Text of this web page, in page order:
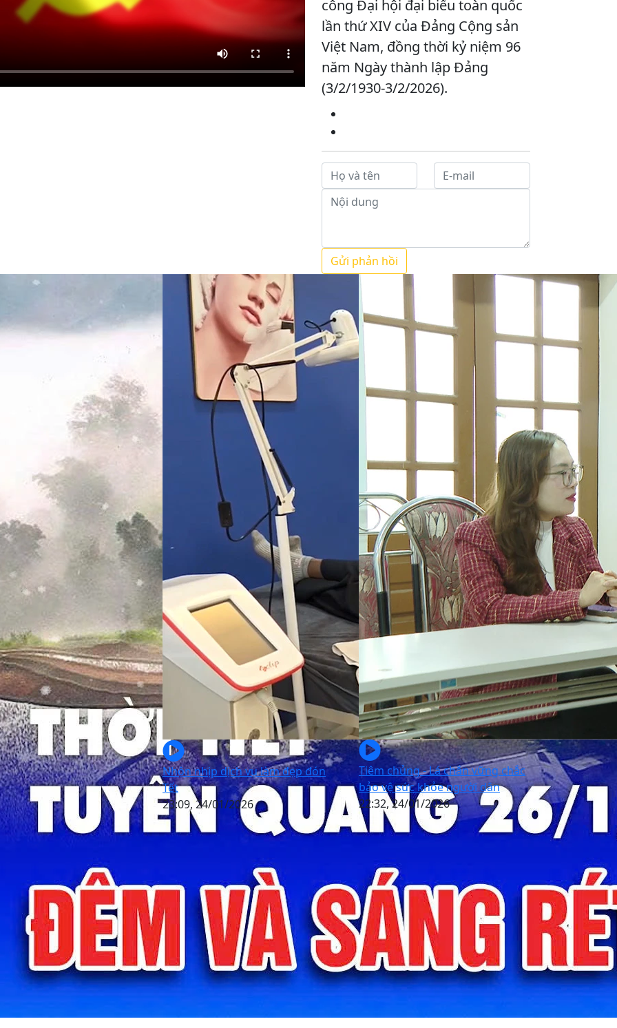
công Đại hội đại biểu toàn quốc
lần thứ XIV của Đảng Cộng sản
Việt Nam, đồng thời kỷ niệm 96
năm Ngày thành lập Đảng
(3/2/1930-3/2/2026).
Gửi phản hồi
Nhộn nhịp dịch vụ làm đẹp đón
Tết
23:09, 24/01/2026
Tiêm chủng - Lá chắn vững chắc
bảo vệ sức khỏe người dân
22:32, 24/01/2026